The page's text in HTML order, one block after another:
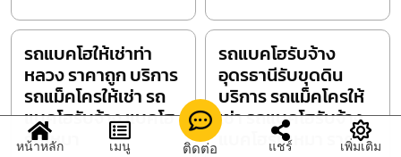
รถแบคโฮให้เช่าท่า
หลวง ราคาถูก บริการ
รถแม็คโครให้เช่า รถ
แบคโฮรับจ้าง แบคโฮ
รับเหมา
รถแบคโฮรับจ้าง
อุดรธานีรับขุดดิน
บริการ รถแม็คโครให้
เช่า รถแบคโฮรับจ้าง
แบคโฮรับเหมา ราคา
หน้าหลัก เมนู ติดต่อ แชร์ เพิ่มเติม